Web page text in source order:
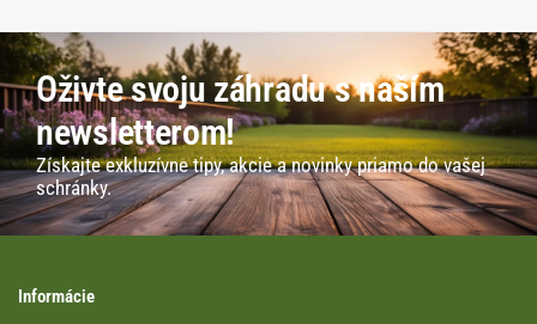
Oživte svoju záhradu s naším
newsletterom!
Získajte exkluzívne tipy, akcie a novinky priamo do vašej
schránky.
Informácie